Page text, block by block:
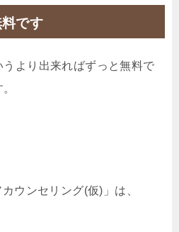
です
より出来ればずっと無料で
ウンセリング(仮)」は、